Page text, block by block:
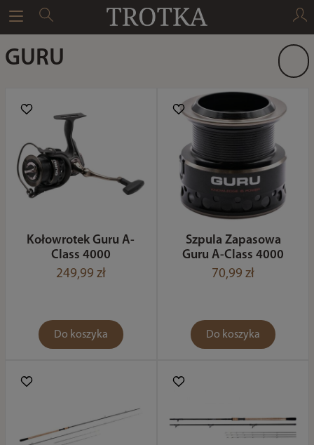
GURU
Kołowrotek Guru A-
Class 4000
249,99 zł
Do koszyka
Szpula Zapasowa
Guru A-Class 4000
70,99 zł
Do koszyka